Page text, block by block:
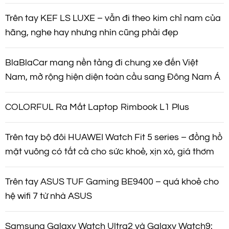
Trên tay KEF LS LUXE – vẫn đi theo kim chỉ nam của
hãng, nghe hay nhưng nhìn cũng phải đẹp
BlaBlaCar mang nền tảng đi chung xe đến Việt
Nam, mở rộng hiện diện toàn cầu sang Đông Nam Á
COLORFUL Ra Mắt Laptop Rimbook L1 Plus
Trên tay bộ đôi HUAWEI Watch Fit 5 series – đồng hồ
mặt vuông có tất cả cho sức khoẻ, xịn xò, giá thơm
Trên tay ASUS TUF Gaming BE9400 – quá khoẻ cho
hệ wifi 7 từ nhà ASUS
Samsung Galaxy Watch Ultra2 và Galaxy Watch9: